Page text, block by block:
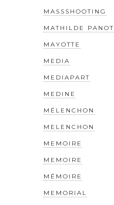
MASSSHOOTING
MATHILDE PANOT
MAYOTTE
MEDIA
MEDIAPART
MEDINE
MÉLENCHON
MELENCHON
MEMOIRE
MEMOIRE
MÉMOIRE
MEMORIAL